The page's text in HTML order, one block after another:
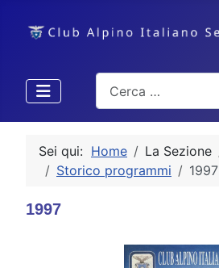
Sei qui: Home La Sezione
Storico programmi
1997
1997